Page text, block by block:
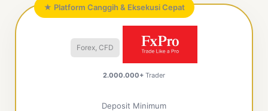
★ Platform Canggih & Eksekusi Cepat
Forex, CFD
2.000.000+ Trader
Deposit Minimum